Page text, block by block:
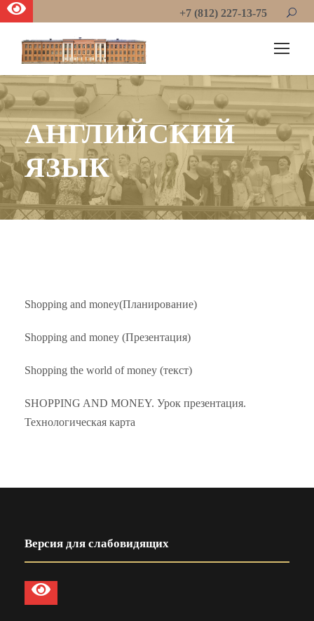
+7 (812) 227-13-75
АНГЛИЙСКИЙ
ЯЗЫК
Shopping and money(Планирование)
Shopping and money (Презентация)
Shopping the world of money (текст)
SHOPPING AND MONEY. Урок презентация.
Технологическая карта
Версия для слабовидящих